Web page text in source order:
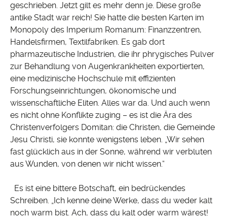
geschrieben. Jetzt gilt es mehr denn je. Diese große
antike Stadt war reich! Sie hatte die besten Karten im
Monopoly des Imperium Romanum: Finanzzentren,
Handelsfirmen, Textilfabriken. Es gab dort
pharmazeutische Industrien, die ihr phrygisches Pulver
zur Behandlung von Augenkrankheiten exportierten,
eine medizinische Hochschule mit effizienten
Forschungseinrichtungen, ökonomische und
wissenschaftliche Eliten. Alles war da. Und auch wenn
es nicht ohne Konflikte zuging – es ist die Ära des
Christenverfolgers Domitan: die Christen, die Gemeinde
Jesu Christi, sie konnte wenigstens leben. „Wir sehen
fast glücklich aus in der Sonne, während wir verbluten
aus Wunden, von denen wir nicht wissen.“
Es ist eine bittere Botschaft, ein bedrückendes
Schreiben. „Ich kenne deine Werke, dass du weder kalt
noch warm bist. Ach, dass du kalt oder warm wärest!